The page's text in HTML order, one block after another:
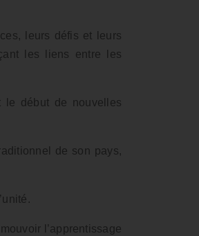
leurs défis et leurs
les liens entre les
le début de nouvelles
de son pays,
l’apprentissage